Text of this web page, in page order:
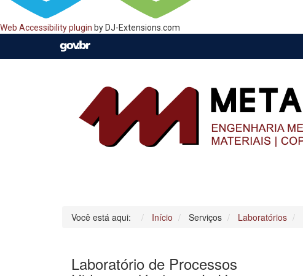
Web Accessibility plugin by DJ-Extensions.com
Você está aqui: Início Serviços Laboratórios
Laboratório de Processos